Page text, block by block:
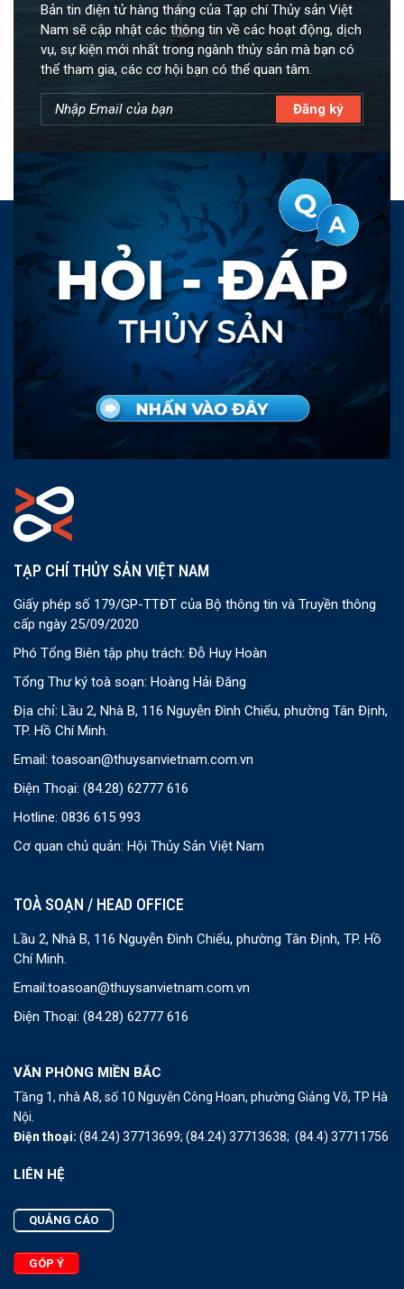
Bản tin điện tử hàng tháng của Tạp chí Thủy sản Việt
Nam sẽ cập nhật các thông tin về các hoạt động, dịch
vụ, sự kiện mới nhất trong ngành thủy sản mà bạn có
thể tham gia, các cơ hội bạn có thể quan tâm.
TẠP CHÍ THỦY SẢN VIỆT NAM
Giấy phép số 179/GP-TTĐT của Bộ thông tin và Truyền thông
cấp ngày 25/09/2020
Phó Tổng Biên tập phụ trách: Đỗ Huy Hoàn
Tổng Thư ký toà soạn: Hoàng Hải Đăng
Địa chỉ: Lầu 2, Nhà B, 116 Nguyễn Đình Chiểu, phường Tân Định,
TP. Hồ Chí Minh.
Email: toasoan@thuysanvietnam.com.vn
Điện Thoại: (84.28) 62777 616
Hotline: 0836 615 993
Cơ quan chủ quản: Hội Thủy Sản Việt Nam
TOÀ SOẠN / HEAD OFFICE
Lầu 2, Nhà B, 116 Nguyễn Đình Chiểu, phường Tân Định, TP. Hồ
Chí Minh.
Email:toasoan@thuysanvietnam.com.vn
Điện Thoại: (84.28) 62777 616
VĂN PHÒNG MIỀN BẮC
Tầng 1, nhà A8, số 10 Nguyễn Công Hoan, phường Giảng Võ, TP Hà
Nội.
Điện thoại: (84.24) 37713699; (84.24) 37713638; (84.4) 37711756
LIÊN HỆ
QUẢNG CÁO
GÓP Ý